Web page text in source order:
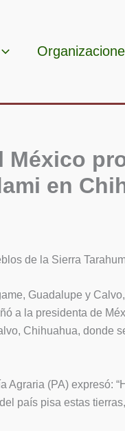
en
de la Sierra
Guadalupe y
a la presidenta de
Chihuahua, donde
Agraria (PA) expresó:
país pisa estas